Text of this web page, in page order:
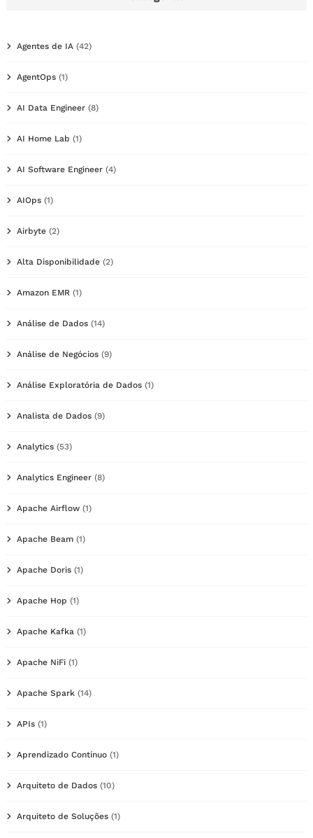
Agentes de IA (42)
AgentOps (1)
AI Data Engineer (8)
AI Home Lab (1)
AI Software Engineer (4)
AIOps (1)
Airbyte (2)
Alta Disponibilidade (2)
Amazon EMR (1)
Análise de Dados (14)
Análise de Negócios (9)
Análise Exploratória de Dados (1)
Analista de Dados (9)
Analytics (53)
Analytics Engineer (8)
Apache Airflow (1)
Apache Beam (1)
Apache Doris (1)
Apache Hop (1)
Apache Kafka (1)
Apache NiFi (1)
Apache Spark (14)
APIs (1)
Aprendizado Contínuo (1)
Arquiteto de Dados (10)
Arquiteto de Soluções (1)